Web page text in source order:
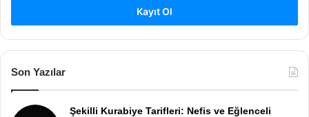
Kayıt Ol
Son Yazılar
Şekilli Kurabiye Tarifleri: Nefis ve Eğlenceli